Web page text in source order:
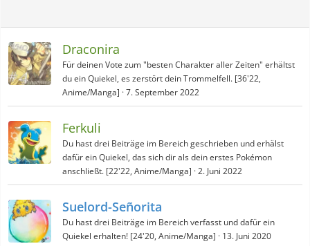
Draconira
Für deinen Vote zum "besten Charakter aller Zeiten" erhältst
du ein Quiekel, es zerstört dein Trommelfell. [36'22,
Anime/Manga] 7. September 2022
Ferkuli
Du hast drei Beiträge im Bereich geschrieben und erhälst
dafür ein Quiekel, das sich dir als dein erstes Pokémon
anschließt. [22'22, Anime/Manga] 2. Juni 2022
Suelord-Señorita
Du hast drei Beiträge im Bereich verfasst und dafür ein
Quiekel erhalten! [24'20, Anime/Manga]
13. Juni 2020